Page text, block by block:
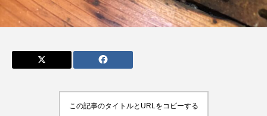
この記事のタイトルとURLをコピーする